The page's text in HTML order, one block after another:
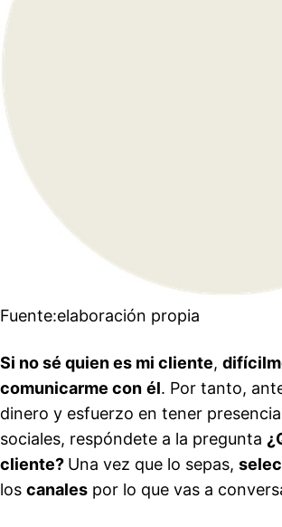
Fuente:elaboración propia
Si no sé quien es mi cliente,
comunicarme con él. Por tanto,
dinero y esfuerzo en tener
sociales, respóndete a la pregunta
cliente? Una vez que lo sepas,
los canales por lo que vas a